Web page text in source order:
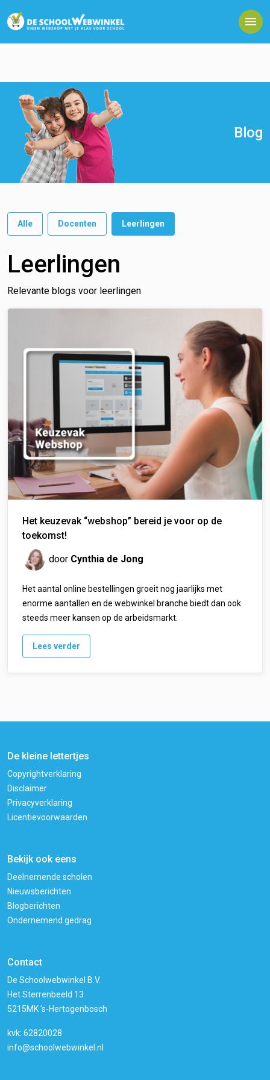
Blog
Alle Docenten Leerlingen
Leerlingen
Relevante blogs voor leerlingen
Het keuzevak “webshop” bereid je voor op de
toekomst!
door Cynthia de Jong
Het aantal online bestellingen groeit nog jaarlijks met
enorme aantallen en de webwinkel branche biedt dan ook
steeds meer kansen op de arbeidsmarkt.
Lees verder
De kleine lettertjes
Copyrightverklaring
Disclaimer
Privacyverklaring
Licentievoorwaarden
Bekijk ook eens
Deelnemende scholen
Nieuwsberichten
Blogberichten
Ondernemend gedrag
Contact
De Schoolwebwinkel B.V.
Het Sterrenbeeld 13
5215MK 's-Hertogenbosch
kvk: 62820028
info@schoolwebwinkel.nl